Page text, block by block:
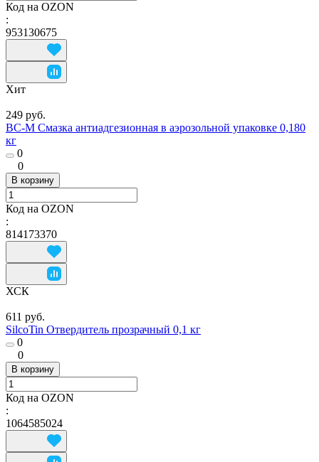
Код на OZON
:
953130675
Хит
249 руб.
ВС-М Смазка антиадгезионная в аэрозольной упаковке 0,180
кг
0
0
В корзину
Код на OZON
:
814173370
ХСК
611 руб.
SilcoTin Отвердитель прозрачный 0,1 кг
0
0
В корзину
Код на OZON
:
1064585024